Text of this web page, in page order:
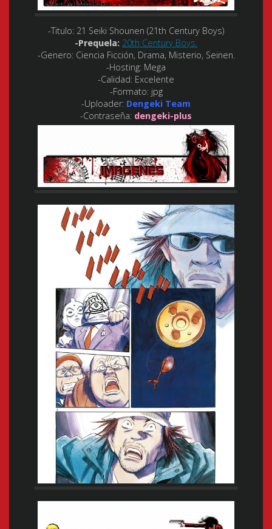
-Titulo: 21 Seiki Shounen (21th Century Boys)
-Prequela: 20th Century Boys.
-Genero:Ciencia Ficción, Drama, Misterio, Seinen.
-Hosting: Mega
-Calidad: Excelente
-Formato:jpg
-Uploader: Dengeki Team
-Contraseña: dengeki-plus